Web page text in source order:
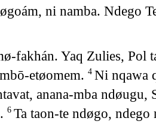
ni namba. Ndego
fakhán. Yaq Zulies, Pol
etøomem. 4 Ni nqawa
anana-mba
6 Ta taon-te ndøgo,